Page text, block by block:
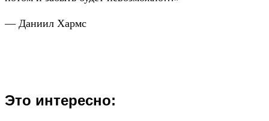
— Даниил Хармс
Это интересно: